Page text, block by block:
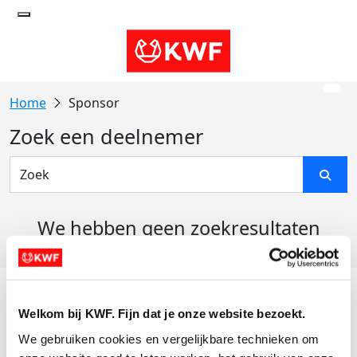
Welkom bij KWF. Fijn dat je onze website bezoekt.
We gebruiken cookies en vergelijkbare technieken om
Sponsor
Zoek een deelnemer
We hebben geen zoekresultaten
Actiematerialen
Evenementen